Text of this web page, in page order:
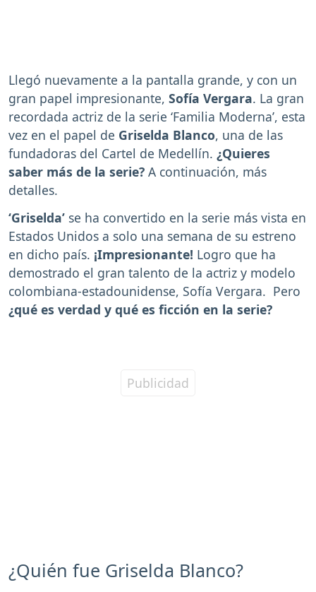
Llegó nuevamente a la pantalla grande, y con un
gran papel impresionante, Sofía Vergara. La gran
recordada actriz de la serie ‘Familia Moderna’, esta
vez en el papel de Griselda Blanco, una de las
fundadoras del Cartel de Medellín. ¿Quieres
saber más de la serie? A continuación, más
detalles.
‘Griselda’ se ha convertido en la serie más vista en
Estados Unidos a solo una semana de su estreno
en dicho país. ¡Impresionante! Logro que ha
demostrado el gran talento de la actriz y modelo
colombiana-estadounidense, Sofía Vergara. Pero
¿qué es verdad y qué es ficción en la serie?
¿Quién fue Griselda Blanco?